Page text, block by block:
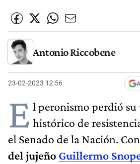
Antonio Riccobene
23-02-2023 12:56
E l peronismo perdió
histórico de
el Senado de la Nación. Con
del jujeño Guillermo